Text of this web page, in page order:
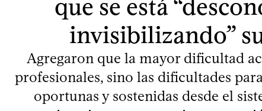
que se está
invisibilizando”
Agregaron que la mayor dificultad
profesionales, sino las dificultades
oportunas y sostenidas desde el